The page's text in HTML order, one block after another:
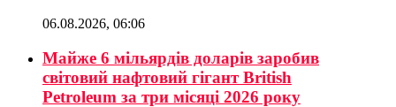
06.08.2026, 06:06
Майже 6 мільярдів доларів заробив
світовий нафтовий гігант British
Petroleum за три місяці 2026 року